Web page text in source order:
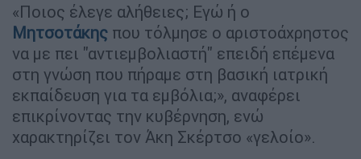
«Ποιος έλεγε αλήθειες; Εγώ ή ο
Μητσοτάκης που τόλμησε ο αριστοάχρηστος
να με πει ''αντιεμβολιαστή'' επειδή επέμενα
στη γνώση που πήραμε στη βασική ιατρική
εκπαίδευση για τα εμβόλια;», αναφέρει
επικρίνοντας την κυβέρνηση, ενώ
χαρακτηρίζει τον Άκη Σκέρτσο «γελοίο».